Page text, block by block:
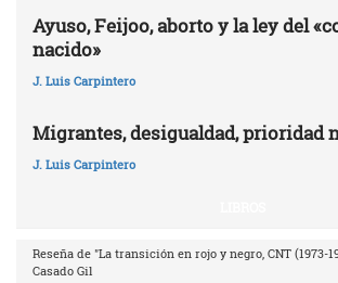
Ayuso, Feijoo, aborto y la ley del
nacido»
J. Luis Carpintero
Migrantes, desigualdad, prioridad
J. Luis Carpintero
Reseña de "La transición en rojo y negro, CNT (1973-
Casado Gil